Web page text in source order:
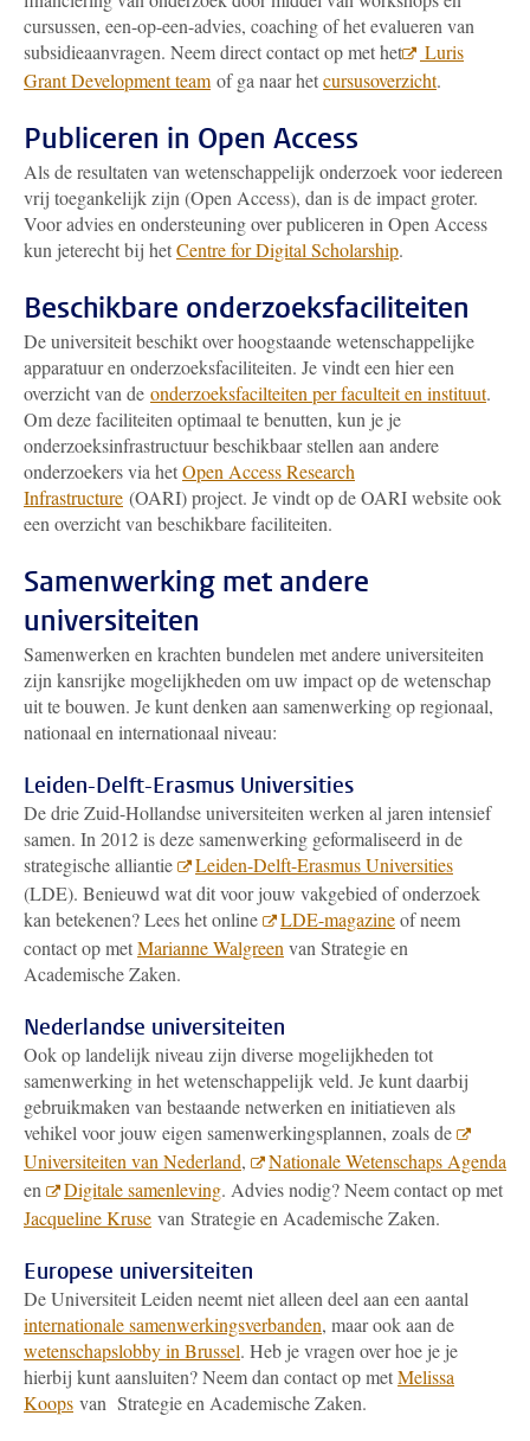
cursussen, een-op-een-advies, coaching of het evalueren van
subsidieaanvragen. Neem direct contact op met het
Luris
Grant Development team of ga naar hetcursusoverzicht.
Publiceren in Open Access
Als de resultaten van wetenschappelijk onderzoek voor iedereen
vrij toegankelijk zijn (Open Access), dan is de impact groter.
Voor advies en ondersteuning over publiceren in Open Access
kun jeterecht bij hetCentre for Digital Scholarship.
Beschikbare onderzoeksfaciliteiten
De universiteit beschikt over hoogstaande wetenschappelijke
apparatuur en onderzoeksfaciliteiten. Je vindt een hier een
overzicht van de onderzoeksfacilteiten per faculteit en instituut.
Om deze faciliteiten optimaal te benutten, kun je je
onderzoeksinfrastructuur beschikbaar stellen aan andere
onderzoekers via hetOpen Access Research
Infrastructure (OARI) project. Je vindt op de OARI website ook
een overzicht van beschikbare faciliteiten.
Samenwerking met andere
universiteiten
Samenwerken en krachten bundelen met andere universiteiten
zijn kansrijke mogelijkheden om uw impact op de wetenschap
uit te bouwen. Je kunt denken aan samenwerking op regionaal,
nationaal en internationaal niveau:
Leiden-Delft-Erasmus Universities
De drie Zuid-Hollandse universiteiten werken al jaren intensief
samen. In 2012 is deze samenwerking geformaliseerd in de
strategische alliantie
Leiden-Delft-Erasmus Universities
(LDE). Benieuwd wat dit voor jouw vakgebied of onderzoek
kan betekenen? Lees het online
LDE-magazineof neem
contact op metMarianne Walgreen van Strategie en
Academische Zaken.
Nederlandse universiteiten
Ook op landelijk niveau zijn diverse mogelijkheden tot
samenwerking in het wetenschappelijk veld. Je kunt daarbij
gebruikmaken van bestaande netwerken en initiatieven als
vehikel voor jouw eigen samenwerkingsplannen, zoals de
Universiteiten van Nederland,
Nationale Wetenschaps Agenda
en
Digitale samenleving. Advies nodig? Neem contact op met
Jacqueline Kruse van Strategie en Academische Zaken.
Europese universiteiten
De Universiteit Leiden neemt niet alleen deel aan een aantal
internationale samenwerkingsverbanden, maar ook aan de
wetenschapslobby in Brussel. Heb je vragen over hoe je je
hierbij kunt aansluiten? Neem dan contact op metMelissa
Koops van Strategie en Academische Zaken.